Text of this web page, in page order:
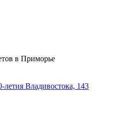
в Приморье
летия Владивостока, 143